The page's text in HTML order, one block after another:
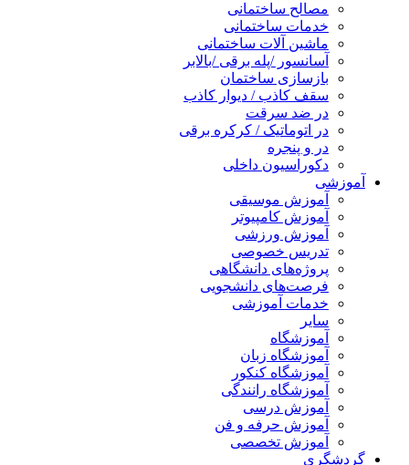
مصالح ساختمانی
خدمات ساختمانی
ماشین آلات ساختمانی
آسانسور /پله برقی /بالابر
بازسازی ساختمان
سقف کاذب / دیوار کاذب
در ضد سرقت
در اتوماتیک / کرکره برقی
در و پنجره
دکوراسیون داخلی
آموزشی
آموزش موسیقی
آموزش کامپیوتر
آموزش ورزشی
تدریس خصوصی
پروژه‌های دانشگاهی
فرصت‌های دانشجویی
خدمات آموزشی
سایر
آموزشگاه
آموزشگاه زبان
آموزشگاه کنکور
آموزشگاه رانندگی
آموزش درسی
آموزش حرفه و فن
آموزش تخصصی
گردشگری